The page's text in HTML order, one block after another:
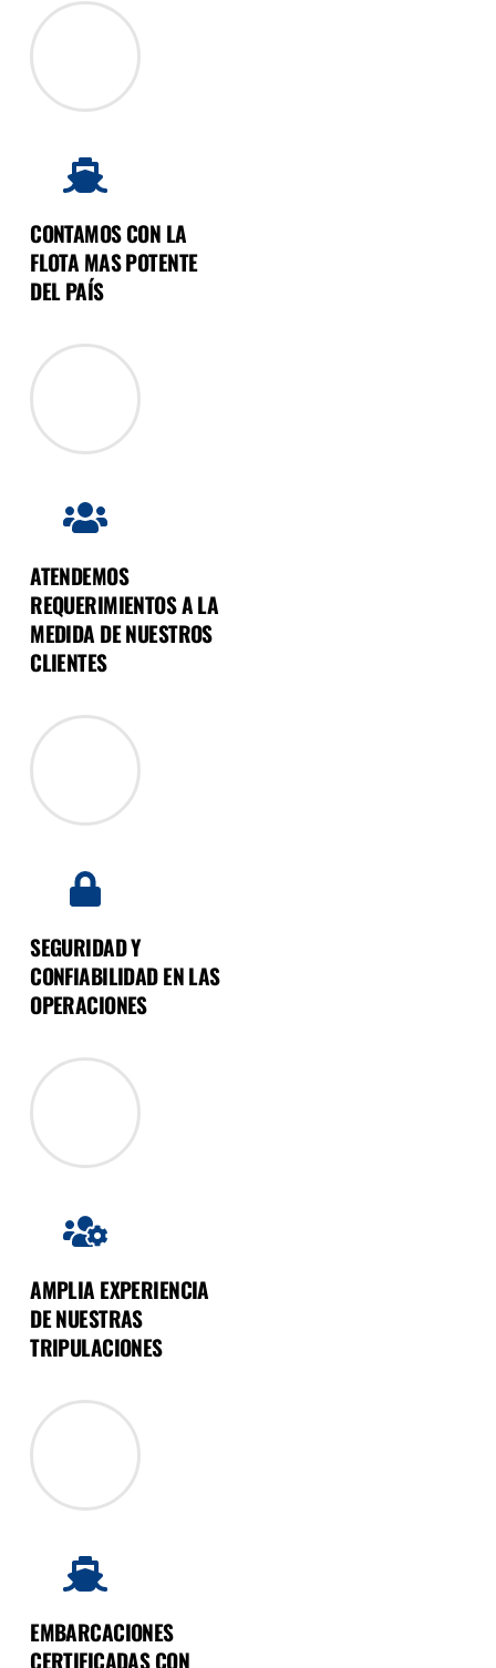
CONTAMOS CON LA
FLOTA MAS POTENTE
DEL PAÍS
ATENDEMOS
REQUERIMIENTOS A LA
MEDIDA DE NUESTROS
CLIENTES
SEGURIDAD Y
CONFIABILIDAD EN LAS
OPERACIONES
AMPLIA EXPERIENCIA
DE NUESTRAS
TRIPULACIONES
EMBARCACIONES
CERTIFICADAS CON